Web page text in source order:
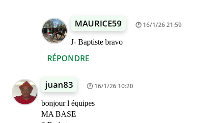
RÉPONDRE
MAURICE59 16/1/26 21:59
J- Baptiste bravo
juan83 16/1/26 10:20
bonjour l équipes
MA BASE